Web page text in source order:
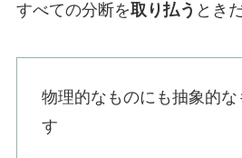
すべての分断を取り払う とき
物理的なものにも抽象的な
す